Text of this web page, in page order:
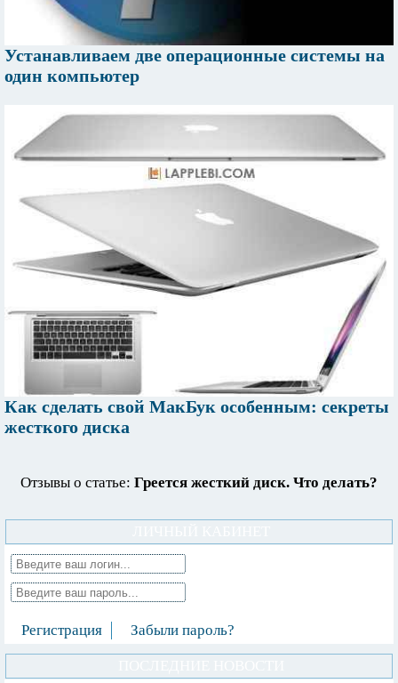
Устанавливаем две операционные системы на
один компьютер
Как сделать свой МакБук особенным: секреты
жесткого диска
Отзывы о статье: Греется жесткий диск. Что делать?
Регистрация Забыли пароль?